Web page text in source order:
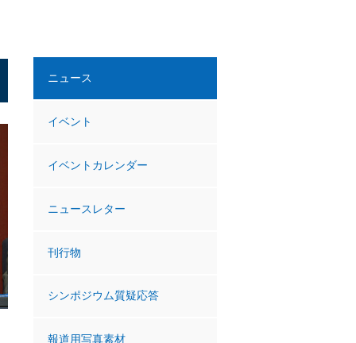
ニュース
イベント
イベントカレンダー
ニュースレター
刊行物
シンポジウム質疑応答
報道用写真素材